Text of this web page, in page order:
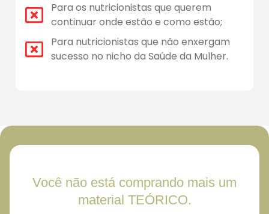
Para os nutricionistas que querem
continuar onde estão e como estão;
Para nutricionistas que não enxergam
sucesso no nicho da Saúde da Mulher.
Você não está comprando mais um
material TEÓRICO.